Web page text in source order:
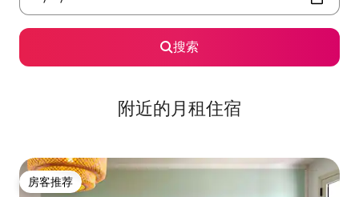
搜索
附近的月租住宿
房客推荐
房客推荐